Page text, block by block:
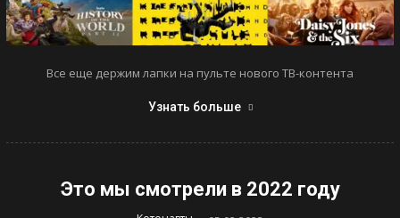
Все еще держим лапки на пульте нового ТВ-контента
Узнать больше
Это мы смотрели в 2022 году